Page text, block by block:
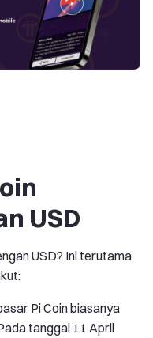
USD
USD? Ini terutama
Pi Coin biasanya
tanggal 11 April